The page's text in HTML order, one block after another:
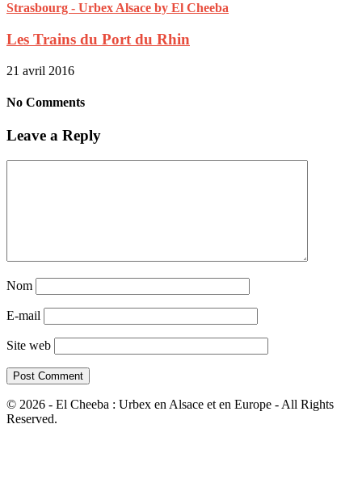
Les Trains du Port du Rhin
21 avril 2016
No Comments
Leave a Reply
Nom
E-mail
Site web
© 2026 - El Cheeba : Urbex en Alsace et en Europe - All Rights
Reserved.